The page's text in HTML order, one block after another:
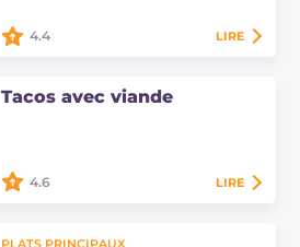
sont un plat asiatique typique, riche
et savoureux, répandu et apprécié
4.4 LIRE
Tacos avec viande
4.6 LIRE
PLATS PRINCIPAUX